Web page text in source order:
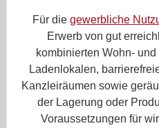
Für diegewerbliche
Erwerb von gut
kombinierten Wohn-
Ladenlokalen,
Kanzleiräumen sowie
der Lagerung oder
Voraussetzungen für